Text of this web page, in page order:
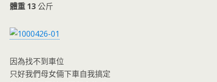
體重 13公斤
因為找不到車位
只好我們母女倆下車自我搞定